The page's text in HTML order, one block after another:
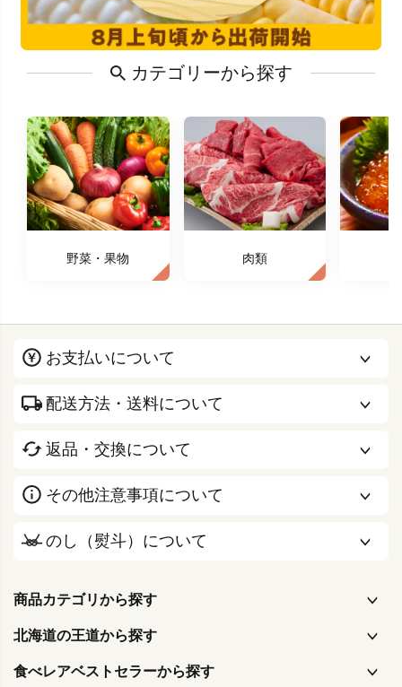
カテゴリーから探す
野菜・果物 肉類
お支払いについて
配送方法・送料について
返品・交換について
その他注意事項について
のし（熨斗）について
商品カテゴリから探す
北海道の王道から探す
食べレアベストセラーから探す